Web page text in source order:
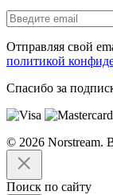
Отправляя свой
политикой
Спасибо за
© 2026 Norstream.
Поиск по сайту